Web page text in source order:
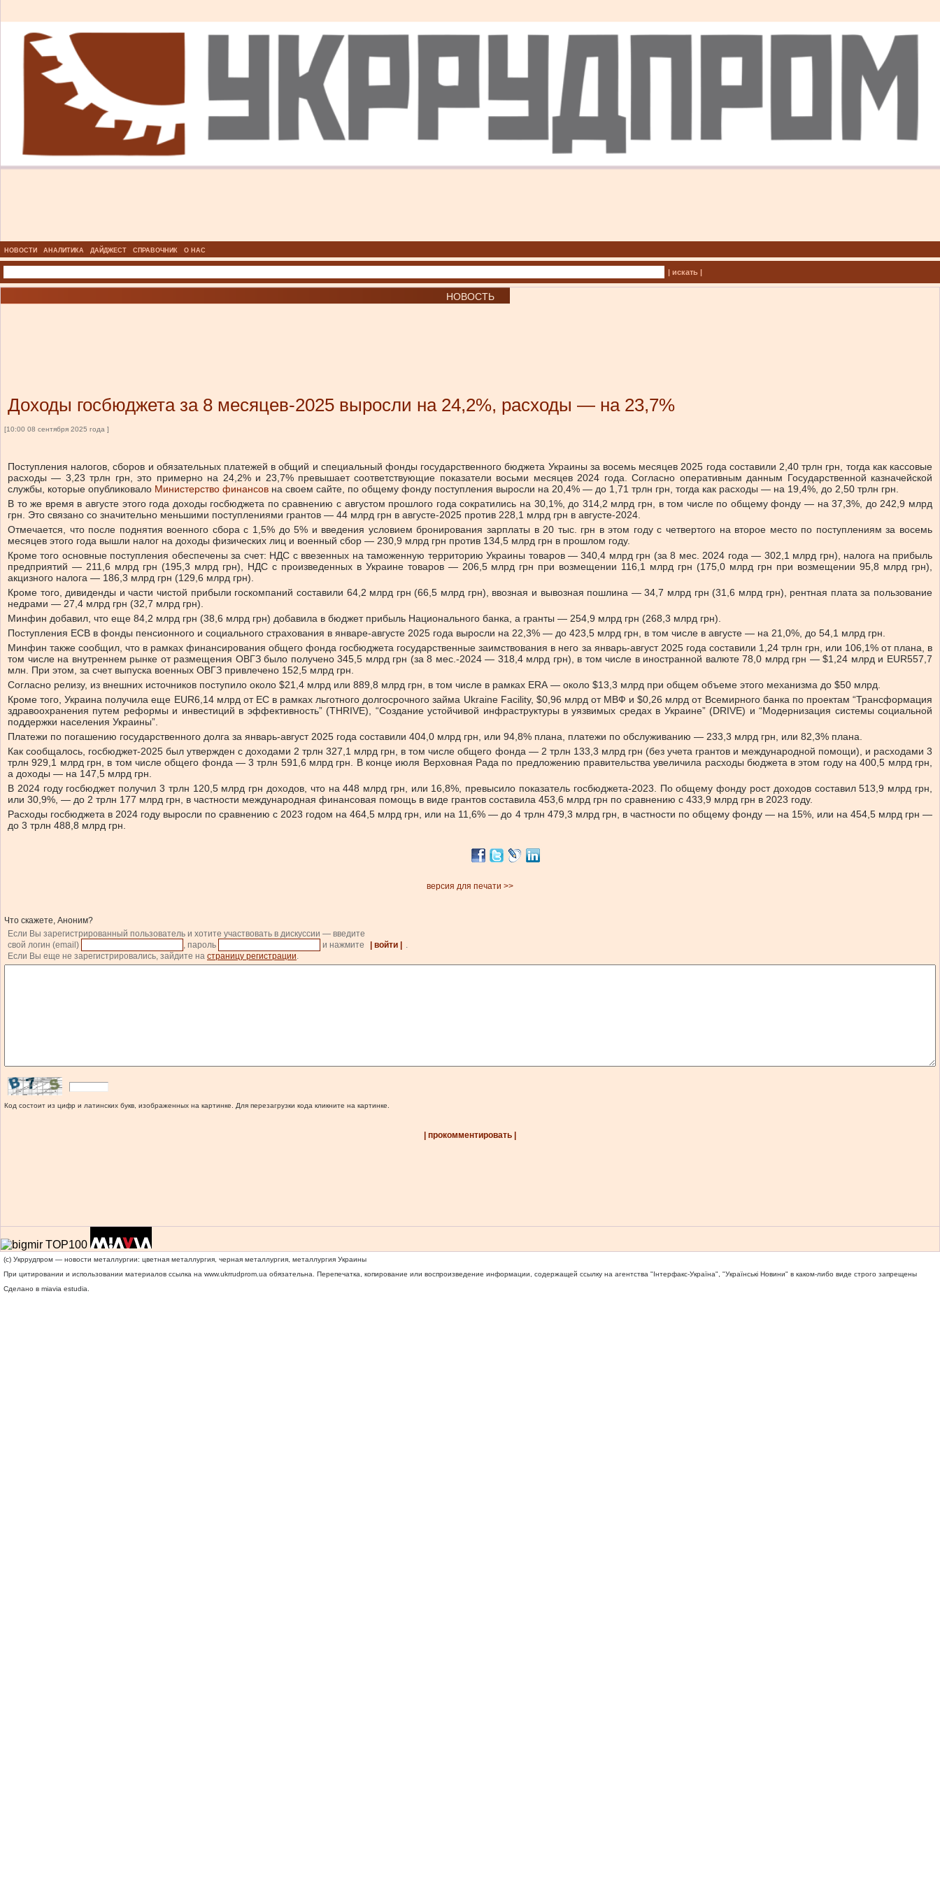
НОВОСТИ АНАЛИТИКА ДАЙДЖЕСТ СПРАВОЧНИК О НАС
| искать |
НОВОСТЬ
Доходы госбюджета за 8 месяцев-2025 выросли на 24,2%, расходы — на 23,7%
[10:00 08 сентября 2025 года ]
Поступления налогов, сборов и обязательных платежей в общий и специальный фонды государственного бюджета Украины за восемь месяцев 2025 года составили 2,40 трлн грн, тогда как кассовые
расходы — 3,23 трлн грн, это примерно на 24,2% и 23,7% превышает соответствующие показатели восьми месяцев 2024 года. Согласно оперативным данным Государственной казначейской
службы, которые опубликовало Министерство финансов на своем сайте, по общему фонду поступления выросли на 20,4% — до 1,71 трлн грн, тогда как расходы — на 19,4%, до 2,50 трлн грн.
В то же время в августе этого года доходы госбюджета по сравнению с августом прошлого года сократились на 30,1%, до 314,2 млрд грн, в том числе по общему фонду — на 37,3%, до 242,9 млрд
грн. Это связано со значительно меньшими поступлениями грантов — 44 млрд грн в августе-2025 против 228,1 млрд грн в августе-2024.
Отмечается, что после поднятия военного сбора с 1,5% до 5% и введения условием бронирования зарплаты в 20 тыс. грн в этом году с четвертого на второе место по поступлениям за восемь
месяцев этого года вышли налог на доходы физических лиц и военный сбор — 230,9 млрд грн против 134,5 млрд грн в прошлом году.
Кроме того основные поступления обеспечены за счет: НДС с ввезенных на таможенную территорию Украины товаров — 340,4 млрд грн (за 8 мес. 2024 года — 302,1 млрд грн), налога на прибыль
предприятий — 211,6 млрд грн (195,3 млрд грн), НДС с произведенных в Украине товаров — 206,5 млрд грн при возмещении 116,1 млрд грн (175,0 млрд грн при возмещении 95,8 млрд грн),
акцизного налога — 186,3 млрд грн (129,6 млрд грн).
Кроме того, дивиденды и части чистой прибыли госкомпаний составили 64,2 млрд грн (66,5 млрд грн), ввозная и вывозная пошлина — 34,7 млрд грн (31,6 млрд грн), рентная плата за пользование
недрами — 27,4 млрд грн (32,7 млрд грн).
Минфин добавил, что еще 84,2 млрд грн (38,6 млрд грн) добавила в бюджет прибыль Национального банка, а гранты — 254,9 млрд грн (268,3 млрд грн).
Поступления ЕСВ в фонды пенсионного и социального страхования в январе-августе 2025 года выросли на 22,3% — до 423,5 млрд грн, в том числе в августе — на 21,0%, до 54,1 млрд грн.
Минфин также сообщил, что в рамках финансирования общего фонда госбюджета государственные заимствования в него за январь-август 2025 года составили 1,24 трлн грн, или 106,1% от плана, в
том числе на внутреннем рынке от размещения ОВГЗ было получено 345,5 млрд грн (за 8 мес.-2024 — 318,4 млрд грн), в том числе в иностранной валюте 78,0 млрд грн — $1,24 млрд и EUR557,7
млн. При этом, за счет выпуска военных ОВГЗ привлечено 152,5 млрд грн.
Согласно релизу, из внешних источников поступило около $21,4 млрд или 889,8 млрд грн, в том числе в рамках ERA — около $13,3 млрд при общем объеме этого механизма до $50 млрд.
Кроме того, Украина получила еще EUR6,14 млрд от ЕС в рамках льготного долгосрочного займа Ukraine Facility, $0,96 млрд от МВФ и $0,26 млрд от Всемирного банка по проектам “Трансформация
здравоохранения путем реформы и инвестиций в эффективность” (THRIVE), “Создание устойчивой инфраструктуры в уязвимых средах в Украине” (DRIVE) и “Модернизация системы социальной
поддержки населения Украины”.
Платежи по погашению государственного долга за январь-август 2025 года составили 404,0 млрд грн, или 94,8% плана, платежи по обслуживанию — 233,3 млрд грн, или 82,3% плана.
Как сообщалось, госбюджет-2025 был утвержден с доходами 2 трлн 327,1 млрд грн, в том числе общего фонда — 2 трлн 133,3 млрд грн (без учета грантов и международной помощи), и расходами 3
трлн 929,1 млрд грн, в том числе общего фонда — 3 трлн 591,6 млрд грн. В конце июля Верховная Рада по предложению правительства увеличила расходы бюджета в этом году на 400,5 млрд грн,
а доходы — на 147,5 млрд грн.
В 2024 году госбюджет получил 3 трлн 120,5 млрд грн доходов, что на 448 млрд грн, или 16,8%, превысило показатель госбюджета-2023. По общему фонду рост доходов составил 513,9 млрд грн,
или 30,9%, — до 2 трлн 177 млрд грн, в частности международная финансовая помощь в виде грантов составила 453,6 млрд грн по сравнению с 433,9 млрд грн в 2023 году.
Расходы госбюджета в 2024 году выросли по сравнению с 2023 годом на 464,5 млрд грн, или на 11,6% — до 4 трлн 479,3 млрд грн, в частности по общему фонду — на 15%, или на 454,5 млрд грн —
до 3 трлн 488,8 млрд грн.
версия для печати >>
Что скажете, Аноним?
Если Вы зарегистрированный пользователь и хотите участвовать в дискуссии — введите
свой логин (email)
, пароль и нажмите | войти |
.
Если Вы еще не зарегистрировались, зайдите на страницу регистрации.
Код состоит из цифр и латинских букв, изображенных на картинке. Для перезагрузки кода кликните на картинке.
| прокомментировать |
(c) Укррудпром — новости металлургии: цветная металлургия, черная металлургия, металлургия Украины
При цитировании и использовании материалов ссылка на www.ukrrudprom.ua обязательна. Перепечатка, копирование или воспроизведение информации, содержащей ссылку на агентства "Iнтерфакс-Україна", "Українськi Новини" в каком-либо виде строго запрещены
Сделано в miavia estudia.